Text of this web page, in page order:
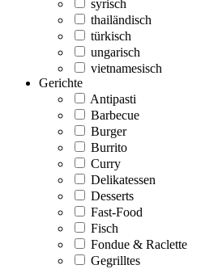
syrisch
thailändisch
türkisch
ungarisch
vietnamesisch
Gerichte
Antipasti
Barbecue
Burger
Burrito
Curry
Delikatessen
Desserts
Fast-Food
Fisch
Fondue & Raclette
Gegrilltes